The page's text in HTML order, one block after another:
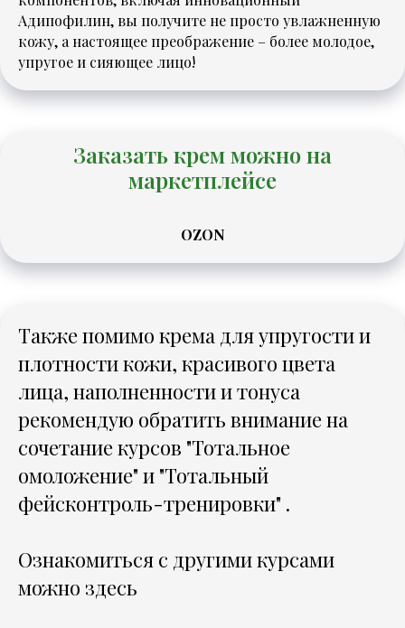
Адипофилин, вы получите не просто увлажненную
кожу, а настоящее преображение – более молодое,
упругое и сияющее лицо!
Заказать крем можно на
маркетплейсе
OZON
Также помимо крема для упругости и
плотности кожи, красивого цвета
лица, наполненности и тонуса
рекомендую обратить внимание на
сочетание курсов "Тотальное
омоложение" и "Тотальный
фейсконтроль-тренировки" .
Ознакомиться с другими курсами
можно здесь